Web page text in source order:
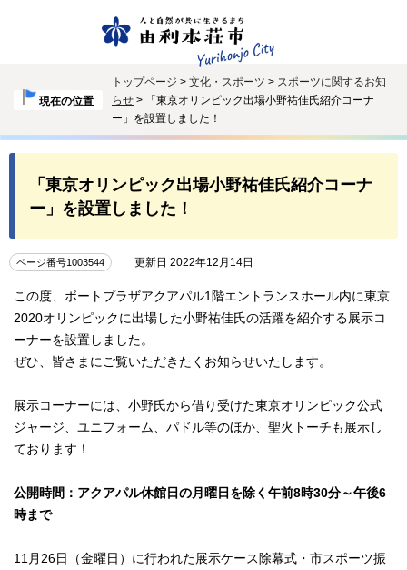
現在の位置
トップページ > 文化・スポーツ > スポーツに関するお知
らせ > 「東京オリンピック出場小野祐佳氏紹介コーナ
ー」を設置しました！
「東京オリンピック出場小野祐佳氏紹介コーナ
ー」を設置しました！
ページ番号1003544 更新日 2022年12月14日
この度、ボートプラザアクアパル1階エントランスホール内に東京
2020オリンピックに出場した小野祐佳氏の活躍を紹介する展示コ
ーナーを設置しました。
ぜひ、皆さまにご覧いただきたくお知らせいたします。
展示コーナーには、小野氏から借り受けた東京オリンピック公式
ジャージ、ユニフォーム、パドル等のほか、聖火トーチも展示し
ております！
公開時間：アクアパル休館日の月曜日を除く午前8時30分～午後6
時まで
11月26日（金曜日）に行われた展示ケース除幕式・市スポーツ振